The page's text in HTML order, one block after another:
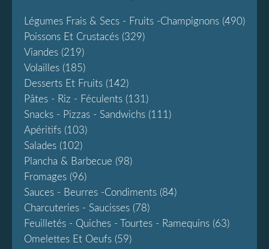
Légumes Frais & Secs - Fruits -champignons (490)
Poissons Et Crustacés (329)
Viandes (219)
Volailles (185)
Desserts Et Fruits (142)
Pâtes - Riz - Féculents (131)
Snacks - Pizzas - Sandwichs (111)
Apéritifs (103)
Salades (102)
Plancha & Barbecue (98)
Fromages (96)
Sauces - Beurres -condiments (84)
Charcuteries - Saucisses (78)
Feuilletés - Quiches - Tourtes - Ramequins (63)
Omelettes Et Oeufs (59)